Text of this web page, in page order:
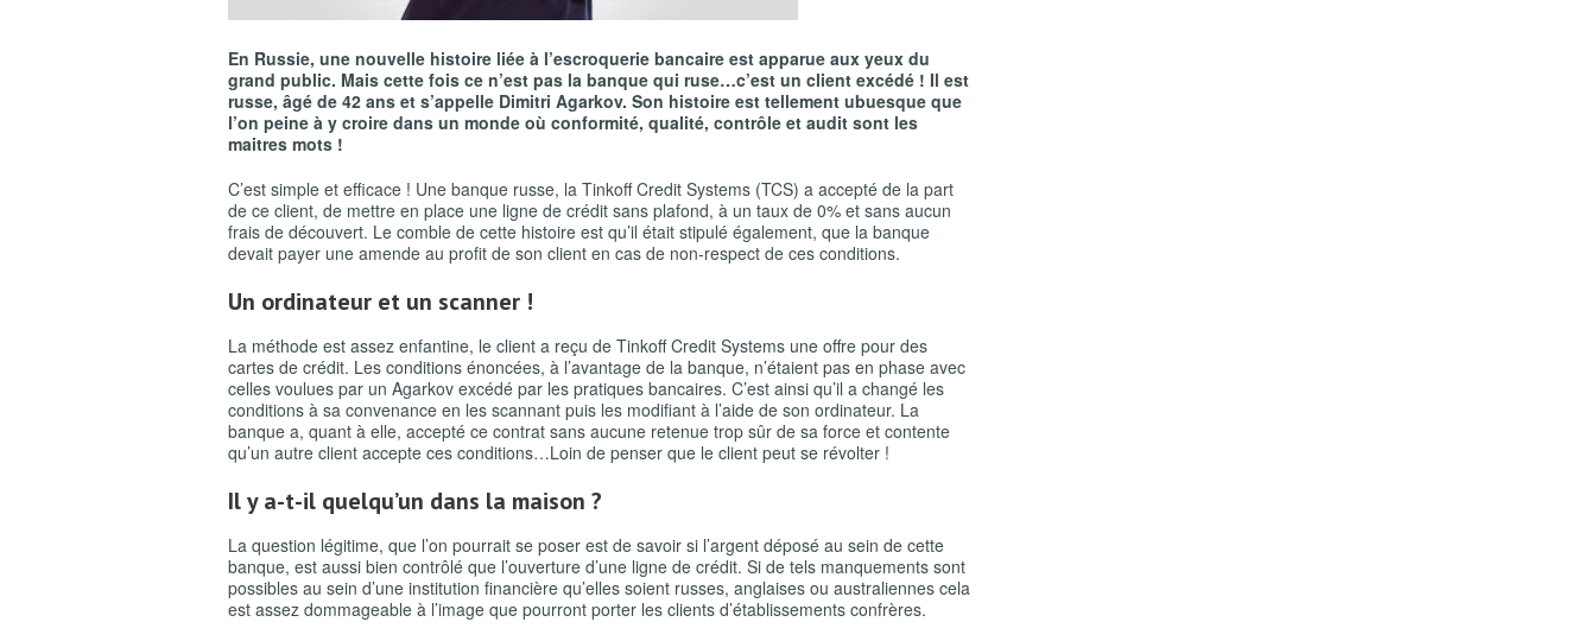
En Russie, une nouvelle histoire liée à l’escroquerie bancaire est apparue aux yeux du
grand public. Mais cette fois ce n’est pas la banque qui ruse…c’est un client excédé ! Il est
russe, âgé de 42 ans et s’appelle Dimitri Agarkov. Son histoire est tellement ubuesque que
l’on peine à y croire dans un monde où conformité, qualité, contrôle et audit sont les
maitres mots !
C’est simple et efficace ! Une banque russe, la Tinkoff Credit Systems (TCS) a accepté de la part
de ce client, de mettre en place une ligne de crédit sans plafond, à un taux de 0% et sans aucun
frais de découvert. Le comble de cette histoire est qu’il était stipulé également, que la banque
devait payer une amende au profit de son client en cas de non-respect de ces conditions.
Un ordinateur et un scanner !
La méthode est assez enfantine, le client a reçu de Tinkoff Credit Systems une offre pour des
cartes de crédit. Les conditions énoncées, à l’avantage de la banque, n’étaient pas en phase avec
celles voulues par un Agarkov excédé par les pratiques bancaires. C’est ainsi qu’il a changé les
conditions à sa convenance en les scannant puis les modifiant à l’aide de son ordinateur. La
banque a, quant à elle, accepté ce contrat sans aucune retenue trop sûr de sa force et contente
qu’un autre client accepte ces conditions…Loin de penser que le client peut se révolter !
Il y a-t-il quelqu’un dans la maison ?
La question légitime, que l’on pourrait se poser est de savoir si l’argent déposé au sein de cette
banque, est aussi bien contrôlé que l’ouverture d’une ligne de crédit. Si de tels manquements sont
possibles au sein d’une institution financière qu’elles soient russes, anglaises ou australiennes cela
est assez dommageable à l’image que pourront porter les clients d’établissements confrères.